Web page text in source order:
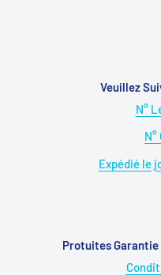
Veuillez
N°
Expédié le
Protuites